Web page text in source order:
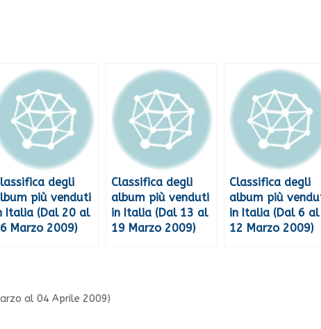
degli
più venduti
Italia (Dal 20 al
Marzo 2009)
Classifica degli
album più venduti
in Italia (Dal 13 al
19 Marzo 2009)
Classifica degli
album più
in Italia (Dal 6 al
12 Marzo 2009)
al 04 Aprile 2009)